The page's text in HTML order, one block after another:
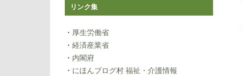
リンク集
・ 厚生労働省
・ 経済産業省
・ 内閣府
・ にほんブログ村 福祉・介護情報